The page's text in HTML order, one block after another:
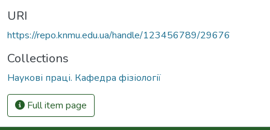
URI
https://repo.knmu.edu.ua/handle/123456789/29676
Collections
Наукові праці. Кафедра фізіології
Full item page